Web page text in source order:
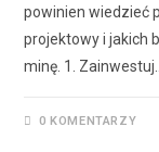
powinien wiedzieć
projektowy i jakich
minę. 1. Zainwestuj…
0 KOMENTARZY